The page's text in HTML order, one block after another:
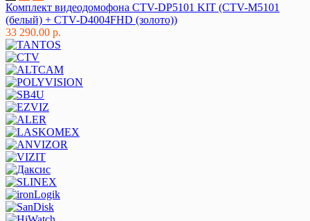
Комплект видеодомофона CTV-DP5101 KIT (CTV-M5101
(белый) + CTV-D4004FHD (золото))
33 290.00 р.